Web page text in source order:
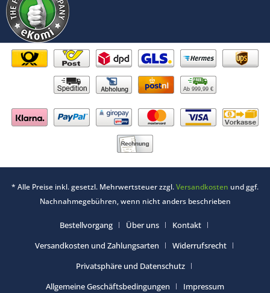
Ab 999,99 €
* Alle Preise inkl. gesetzl. Mehrwertsteuer zzgl.Versandkosten und ggf.
Nachnahmegebühren, wenn nicht anders beschrieben
Bestellvorgang Über uns
Kontakt
Versandkosten und Zahlungsarten
Widerrufsrecht
Privatsphäre und Datenschutz
Allgemeine Geschäftsbedingungen
Impressum